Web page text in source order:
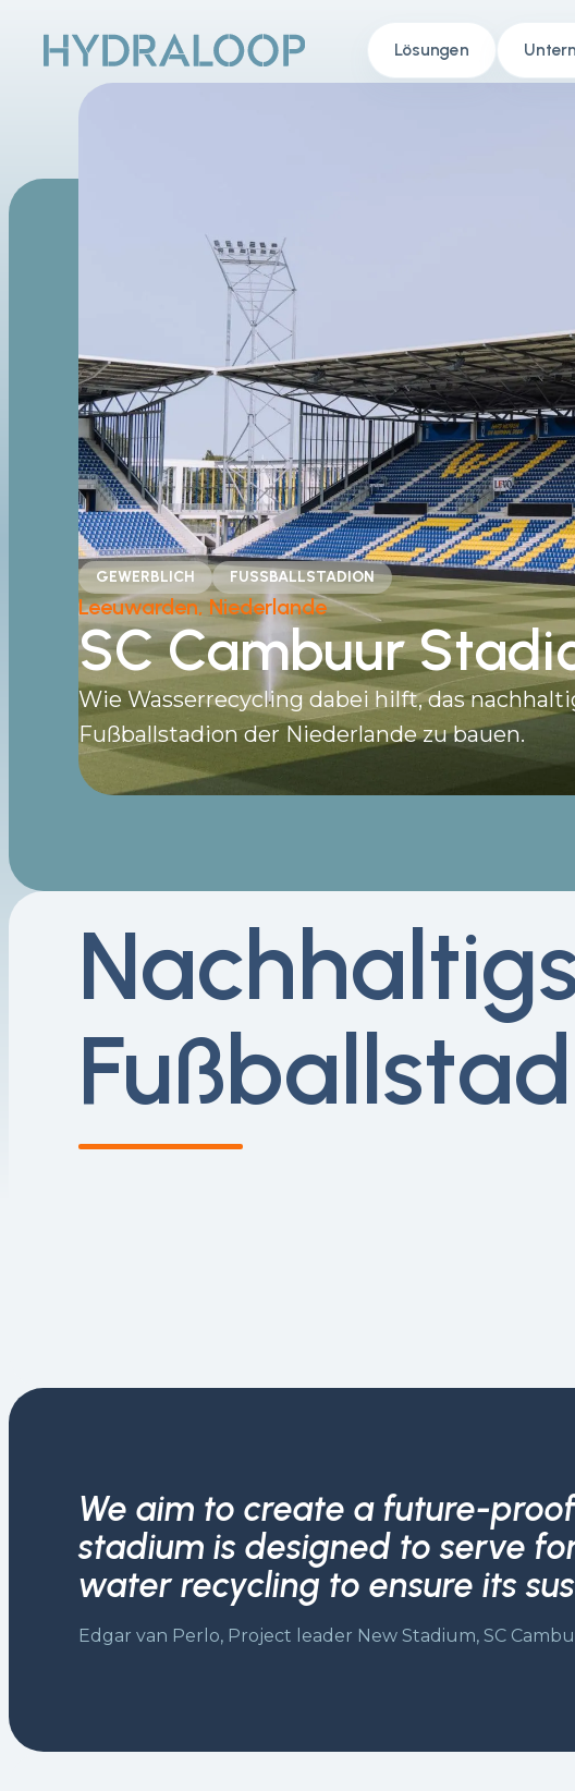
Lösungen
GEWERBLICH FUSSBALLSTADION
Leeuwarden, Niederlande
SCCambuur
Wie Wasserrecycling dabei hilft, das
Fußballstadion der Niederlande zu bauen.
We aim to create a future-
stadium is designed to serve
water recycling to ensure its
Edgar van Perlo, Project leader New Stadium, SC